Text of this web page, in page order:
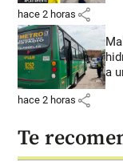
hace 2 horas share
a
hace 2 horas share
Te